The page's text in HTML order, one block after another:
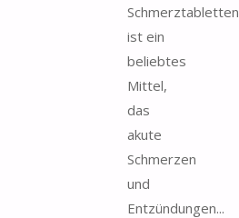
Schmerztabletten
ist ein
beliebtes
Mittel,
das
akute
Schmerzen
und
Entzündungen...